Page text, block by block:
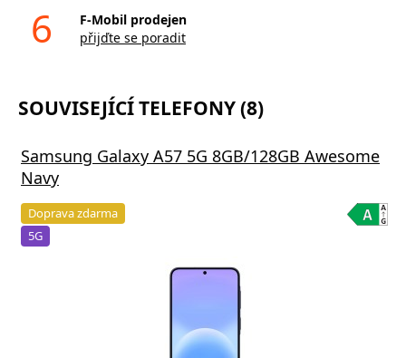
6
F-Mobil prodejen
přijďte se poradit
SOUVISEJÍCÍ TELEFONY (8)
Samsung Galaxy A57 5G 8GB/128GB Awesome
Navy
Doprava zdarma
5G